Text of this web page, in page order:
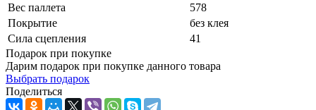
Вес паллета
578
Покрытие
без клея
Сила сцепления
41
Подарок при покупке
Дарим подарок при покупке данного товара
Выбрать подарок
Поделиться